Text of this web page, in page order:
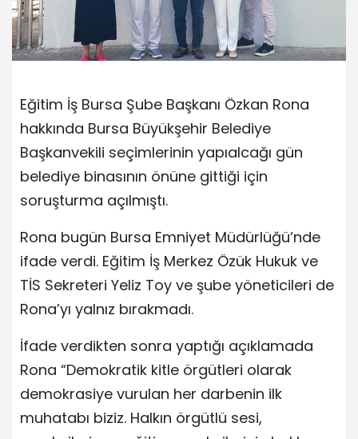
Eğitim İş Bursa Şube Başkanı Özkan Rona
hakkında Bursa Büyükşehir Belediye
Başkanvekili seçimlerinin yapıalcağı gün
belediye binasının önüne gittiği için
soruşturma açılmıştı.
Rona bugün Bursa Emniyet Müdürlüğü’nde
ifade verdi. Eğitim İş Merkez Özük Hukuk ve
TİS Sekreteri Yeliz Toy ve şube yöneticileri de
Rona’yı yalnız bırakmadı.
İfade verdikten sonra yaptığı açıklamada
Rona “Demokratik kitle örgütleri olarak
demokrasiye vurulan her darbenin ilk
muhatabı biziz. Halkın örgütlü sesi,